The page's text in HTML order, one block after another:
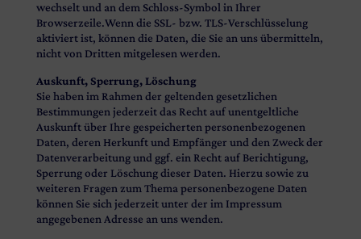
wechselt und an dem Schloss-Symbol in Ihrer
Browserzeile.Wenn die SSL- bzw. TLS-Verschlüsselung
aktiviert ist, können die Daten, die Sie an uns übermitteln,
nicht von Dritten mitgelesen werden.
Auskunft, Sperrung, Löschung
Sie haben im Rahmen der geltenden gesetzlichen
Bestimmungen jederzeit das Recht auf unentgeltliche
Auskunft über Ihre gespeicherten personenbezogenen
Daten, deren Herkunft und Empfänger und den Zweck der
Datenverarbeitung und ggf. ein Recht auf Berichtigung,
Sperrung oder Löschung dieser Daten. Hierzu sowie zu
weiteren Fragen zum Thema personenbezogene Daten
können Sie sich jederzeit unter der im Impressum
angegebenen Adresse an uns wenden.